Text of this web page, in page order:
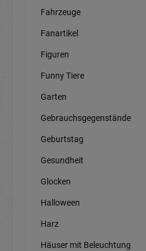
Fahrzeuge
Fanartikel
Figuren
Funny Tiere
Garten
Gebrauchsgegenstände
Geburtstag
Gesundheit
Glocken
Halloween
Harz
Häuser mit Beleuchtung